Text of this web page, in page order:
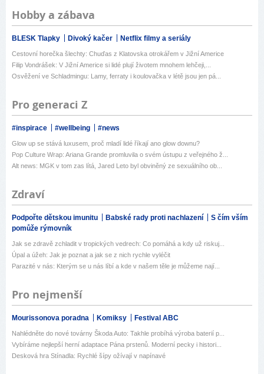
Hobby a zábava
BLESK Tlapky Divoký kačer Netflix filmy a seriály
Cestovní horečka šlechty: Chuďas z Klatovska otrokářem v Jižní Americe
Filip Vondrášek: V Jižní Americe si lidé plují životem mnohem lehčeji,...
Osvěžení ve Schladmingu: Lamy, ferraty i koulovačka v létě jsou jen pá...
Pro generaci Z
#inspirace #wellbeing #news
Glow up se stává luxusem, proč mladí lidé říkají ano glow downu?
Pop Culture Wrap: Ariana Grande promluvila o svém ústupu z veřejného ž...
Alt news: MGK v tom zas lítá, Jared Leto byl obviněný ze sexuálního ob...
Zdraví
Podpořte dětskou imunitu Babské rady proti nachlazení
S čím vším
pomůže rýmovník
Jak se zdravě zchladit v tropických vedrech: Co pomáhá a kdy už riskuj...
Úpal a úžeh: Jak je poznat a jak se z nich rychle vyléčit
Parazité v nás: Kterým se u nás líbí a kde v našem těle je můžeme nají...
Pro nejmenší
Mourissonova poradna Komiksy Festival ABC
Nahlédněte do nové továrny Škoda Auto: Takhle probíhá výroba baterií p...
Vybíráme nejlepší herní adaptace Pána prstenů. Moderní pecky i histori...
Desková hra Stínadla: Rychlé šípy ožívají v napínavé